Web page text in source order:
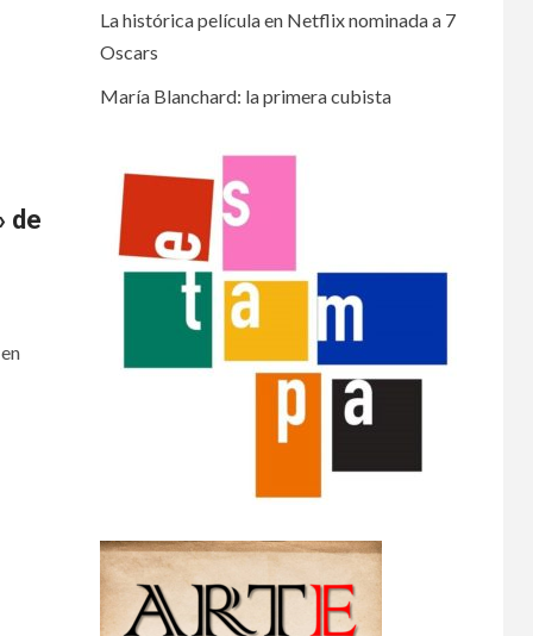
de
La histórica película en Netflix nominada a 7
Oscars
María Blanchard: la primera cubista